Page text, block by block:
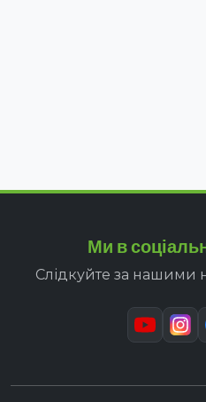
Ми в
Слідкуйте за нашими